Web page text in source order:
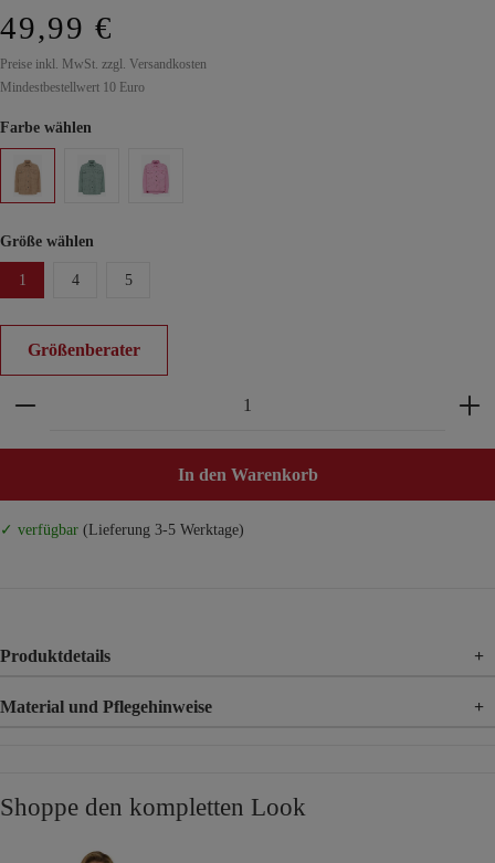
49,99 €
Preise inkl. MwSt. zzgl. Versandkosten
Mindestbestellwert 10 Euro
Farbe wählen
Größe wählen
1 4 5
Größenberater
Produkt Anzahl: Gib den gewünschten Wert ein
In den Warenkorb
✓ verfügbar (Lieferung 3-5 Werktage)
Produktdetails +
Material und Pflegehinweise +
Shoppe den kompletten Look